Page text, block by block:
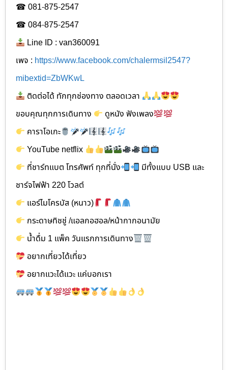
☎ 081-875-2547
☎ 084-875-2547
Line ID : van360091
เพจ : https://www.facebook.com/chalermsil2547?
mibextid=ZbWKwL
ติดต่อได้ ทักทุกช่องทาง ตลอดเวลา
ขอบคุณทุกการเดินทาง
ดูหนัง ฟังเพลง
คาราโอเกะ
YouTube netflix
ที่ชาร์ทแบต โทรศัพท์ ทุกที่นั่ง
มีทั้งแบบ USB และ
ชาร์จไฟฟ้า 220 โวลต์
แอร์ไมโครบัส (หนาว)
กระดาษทิชชู่ /แอลกอฮอล/หน้ากากอนามัย
น้ำดื่ม 1 แพ็ค วันแรกการเดินทาง
อยากเที่ยวได้เที่ยว
อยากแวะได้แวะ แค่บอกเรา